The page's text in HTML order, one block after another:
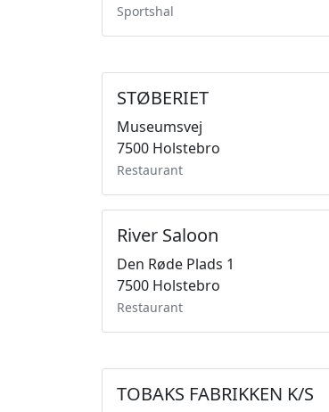
Sportshal
STØBERIET
Museumsvej
7500 Holstebro
Restaurant
River Saloon
Den Røde Plads 1
7500 Holstebro
Restaurant
TOBAKS FABRIKKEN K/S